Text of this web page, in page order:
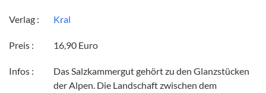
Verlag : Kral
Preis : 16,90 Euro
Infos :
Das Salzkammergut gehört zu den Glanzstücken
der Alpen. Die Landschaft zwischen dem